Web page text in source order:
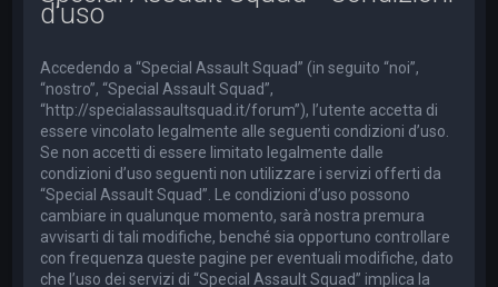
d’uso
Accedendo a “Special Assault Squad” (in seguito “noi”,
“nostro”, “Special Assault Squad”,
“http://specialassaultsquad.it/forum”), l’utente accetta di
essere vincolato legalmente alle seguenti condizioni d’uso.
Se non accetti di essere limitato legalmente dalle
condizioni d’uso seguenti non utilizzare i servizi offerti da
“Special Assault Squad”. Le condizioni d’uso possono
cambiare in qualunque momento, sarà nostra premura
avvisarti di tali modifiche, benché sia opportuno controllare
con frequenza queste pagine per eventuali modifiche, dato
che l’uso dei servizi di “Special Assault Squad” implica la